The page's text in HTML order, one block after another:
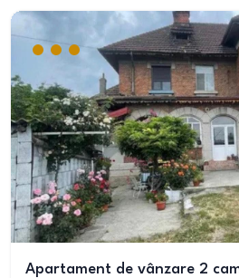
Apartament de vânzare 2